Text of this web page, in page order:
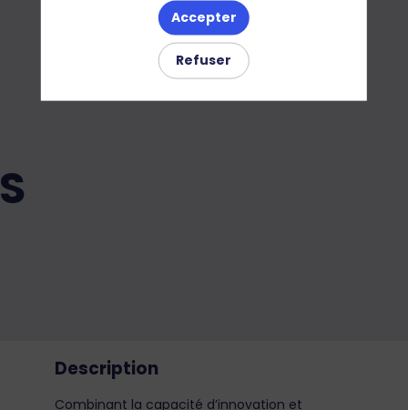
Description
Combinant la capacité d’innovation et
Accepter
Refuser